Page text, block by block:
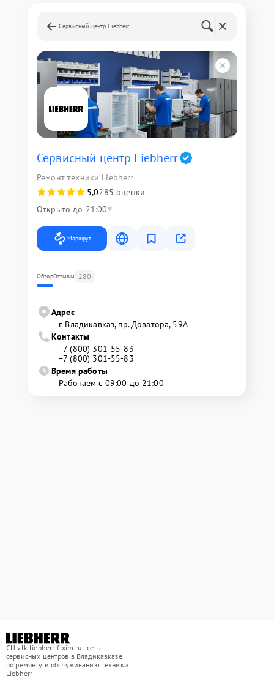
Сервисный центр Liebherr
Сервисный центр Liebherr
Ремонт техники Liebherr
5,0285 оценки
Открыто до 21:00
Маршрут
ОбзорОтзывы 280
Адрес
г. Владикавказ, пр. Доватора, 59А
Контакты
+7 (800) 301-55-83
+7 (800) 301-55-83
Время работы
Работаем с 09:00 до 21:00
СЦ vlk.liebherr-fixim.ru - сеть
сервисных центров в Владикавказе
по ремонту и обслуживанию техники
Liebherr